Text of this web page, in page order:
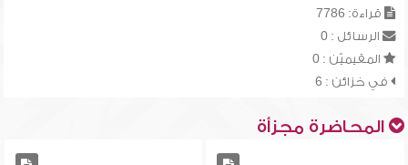
قراءة: 7786
الرسائل : 0
المقيميّن : 0
في خزائن : 6
المحاضرة مجزأة